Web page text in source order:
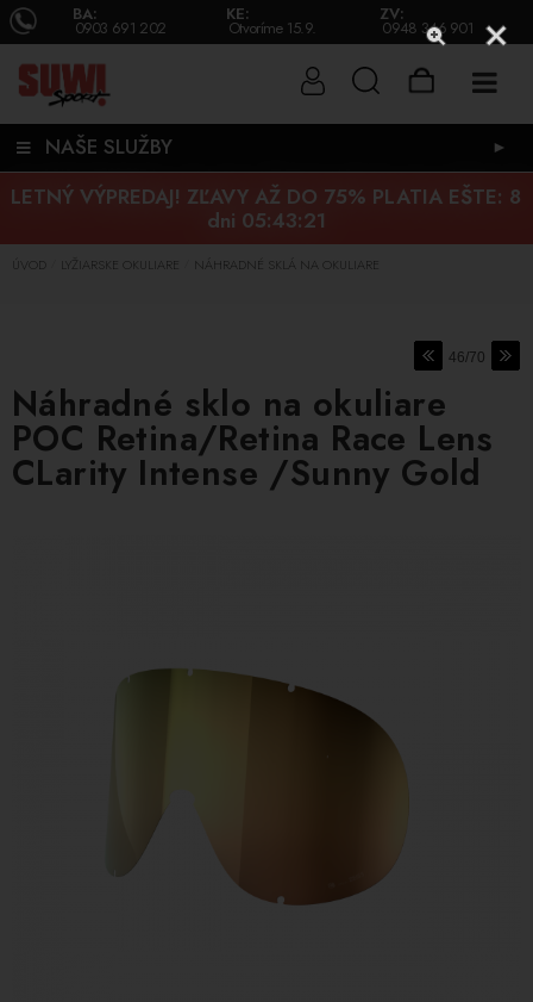
BA:
0903 691 202
KE:
Otvoríme 15.9.
ZV:
0948 346 901
NAŠE SLUŽBY ►
LETNÝ VÝPREDAJ! ZĽAVY AŽ DO 75% PLATIA EŠTE: 8
dni 05:43:20
ÚVOD LYŽIARSKE OKULIARE NÁHRADNÉ SKLÁ NA OKULIARE
46/70
Náhradné sklo na okuliare
POC Retina/Retina Race Lens
CLarity Intense /Sunny Gold